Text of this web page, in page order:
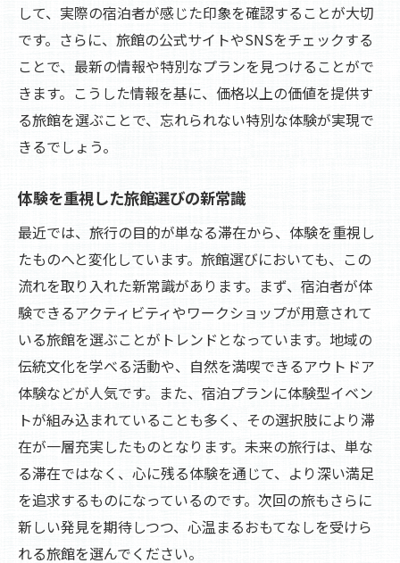
して、実際の宿泊者が感じた印象を確認することが大切
です。さらに、旅館の公式サイトやSNSをチェックする
ことで、最新の情報や特別なプランを見つけることがで
きます。こうした情報を基に、価格以上の価値を提供す
る旅館を選ぶことで、忘れられない特別な体験が実現で
きるでしょう。
体験を重視した旅館選びの新常識
最近では、旅行の目的が単なる滞在から、体験を重視し
たものへと変化しています。旅館選びにおいても、この
流れを取り入れた新常識があります。まず、宿泊者が体
験できるアクティビティやワークショップが用意されて
いる旅館を選ぶことがトレンドとなっています。地域の
伝統文化を学べる活動や、自然を満喫できるアウトドア
体験などが人気です。また、宿泊プランに体験型イベン
トが組み込まれていることも多く、その選択肢により滞
在が一層充実したものとなります。未来の旅行は、単な
る滞在ではなく、心に残る体験を通じて、より深い満足
を追求するものになっているのです。次回の旅もさらに
新しい発見を期待しつつ、心温まるおもてなしを受けら
れる旅館を選んでください。